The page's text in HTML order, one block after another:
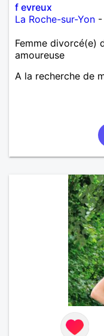
f evreux
La Roche-sur-Yon -
Femme divorcé(e)
amoureuse
A la recherche de